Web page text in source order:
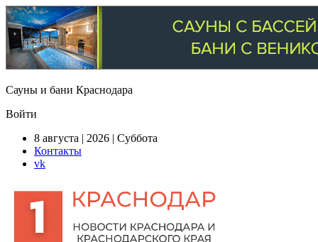
Сауны и бани Краснодара
Войти
8 августа | 2026 | Суббота
Контакты
vk